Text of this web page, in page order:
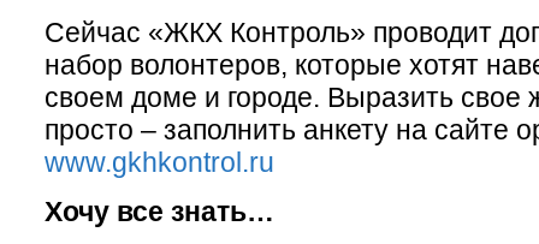
Сейчас «ЖКХ Контроль» проводит
набор волонтеров, которые хотят
своем доме и городе. Выразить свое
просто – заполнить анкету на сайте
www.gkhkontrol.ru
Хочу все знать…